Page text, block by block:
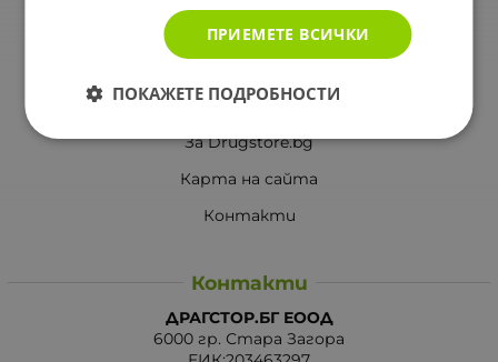
При възникване на спор, свързан с покупка онлайн,
можете да ползвате сайта ОРС
Отказ от сделка
За Drugstore.bg
Карта на сайта
Контакти
Контакти
ДРАГСТОР.БГ ЕООД
6000 гр. Стара Загора
ПРИЕМЕТЕ ВСИЧКИ
ПОКАЖЕТЕ ПОДРОБНОСТИ